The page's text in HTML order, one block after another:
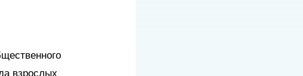
взрослых